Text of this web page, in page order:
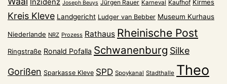
Inzidenz Joseph Beuys Jürgen Rauer Karneval Kaufhof Kirmes
Kreis Kleve Landgericht Ludger van Bebber Museum Kurhaus
Niederlande NRZ Prozess Rathaus Rheinische Post
Ringstraße Ronald Pofalla Schwanenburg Silke
Gorißen Sparkasse Kleve SPD Spoykanal Stadthalle Theo